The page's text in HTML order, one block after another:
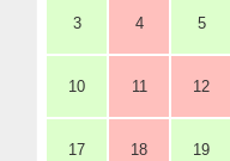
3 4 5
10 11 12
17 18 19